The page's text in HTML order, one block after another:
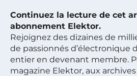
Continuez la lecture de cet
abonnement Elektor.
Rejoignez des dizaines de
de passionnés d’électronique
entier en devenant membre.
magazine Elektor, aux